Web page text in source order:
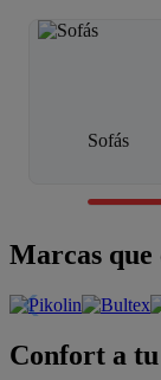
Sofás
Marcas que
Confort a